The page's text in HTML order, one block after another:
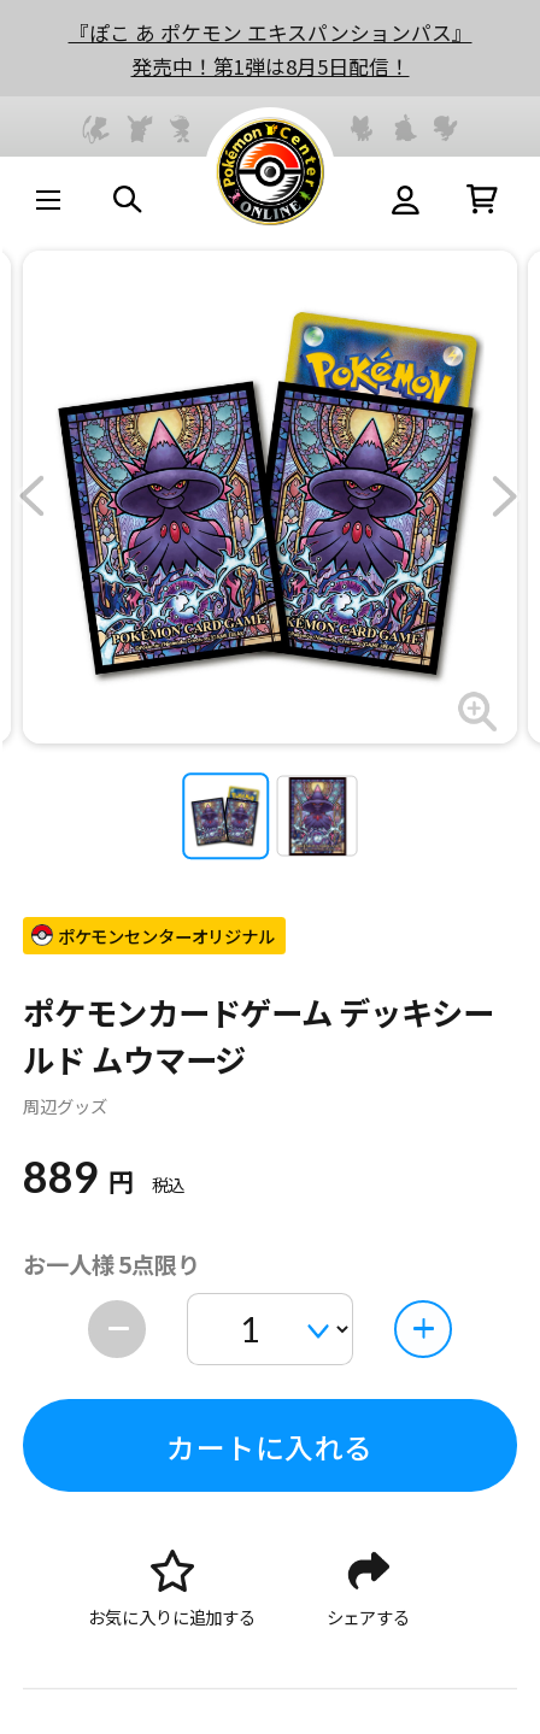
『ぽこ あ ポケモン エキスパンションパス』
発売中！第1弾は8月5日配信！
ポケモンセンターオリジナル
ポケモンカードゲーム デッキシー
ルド ムウマージ
周辺グッズ
889 円 税込
お一人様 5点限り
カートに入れる
お気に入りに追加する シェアする